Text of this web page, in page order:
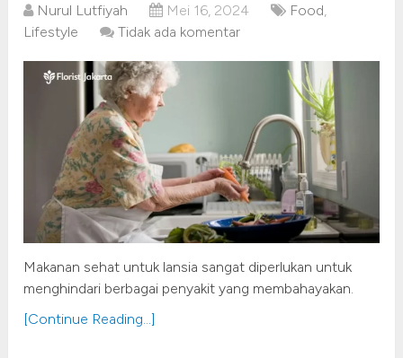
Nurul Lutfiyah Mei 16, 2024 Food
Lifestyle
Tidak ada komentar
Makanan sehat untuk lansia sangat diperlukan untuk
menghindari berbagai penyakit yang membahayakan.
[Continue Reading...]